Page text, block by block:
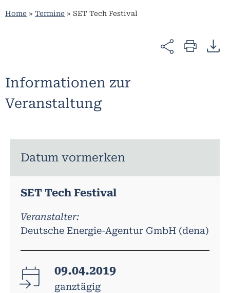
Home » Termine » SET Tech Festival
Informationen zur
Veranstaltung
Datum vormerken
SET Tech Festival
Veranstalter:
Deutsche Energie-Agentur GmbH (dena)
09.04.2019
ganztägig